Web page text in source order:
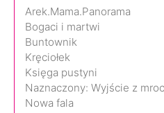
Arek.Mama.Panorama
Bogaci i martwi
Buntownik
Kręciołek
Księga pustyni
Naznaczony: Wyjście z
Nowa fala